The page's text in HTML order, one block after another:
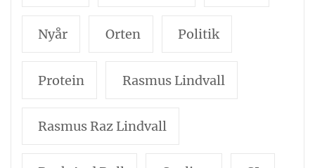
Nyår Orten Politik
Protein Rasmus Lindvall
Rasmus Raz Lindvall